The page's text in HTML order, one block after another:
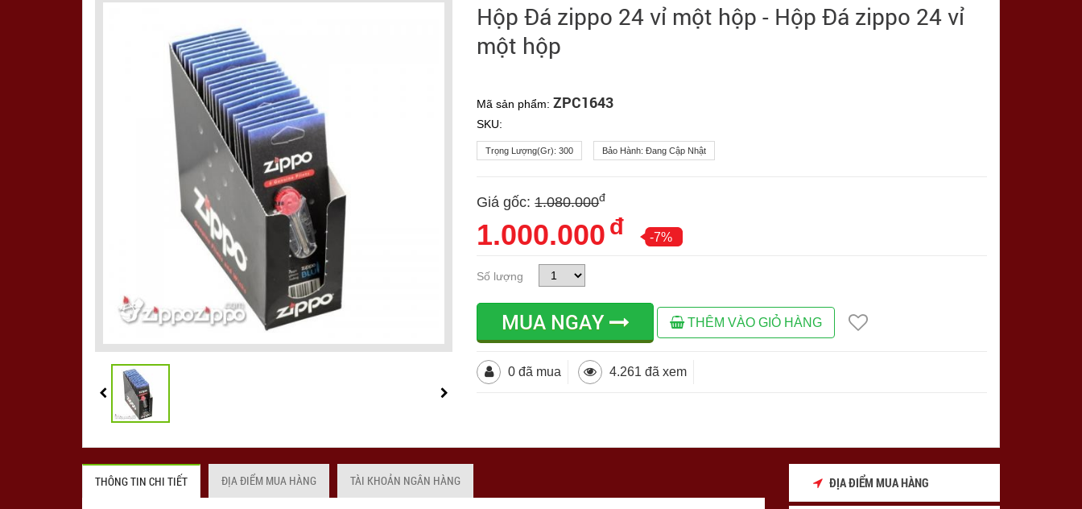
Hộp Đá zippo 24 vỉ một hộp - Hộp Đá zippo 24 vỉ
một hộp
Mã sản phẩm:ZPC1643
SKU:
Trọng Lượng(gr):300 Bảo Hành:Đang Cập Nhật
Giá gốc: 1.080.000đ
1.000.000 đ -7%
Số lượng
MUA NGAY THÊM VÀO GIỎ HÀNG
0 đã mua 4.261 đã xem
THÔNG TIN CHI TIẾT ĐỊA ĐIỂM MUA HÀNG TÀI KHOẢN NGÂN HÀNG ĐỊA ĐIỂM MUA HÀNG